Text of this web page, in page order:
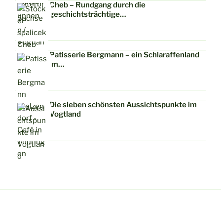
Cheb – Rundgang durch die
geschichtsträchtige…
Patisserie Bergmann – ein Schlaraffenland
im…
Die sieben schönsten Aussichtspunkte im
Vogtland